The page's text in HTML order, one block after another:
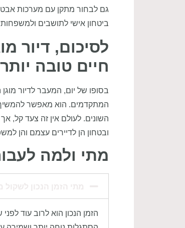
גם לבחור מתקן עם מערכות
ביטחון אישי לתושבים
לסיכום, דיור
חיים טובה יותר
בסופו של יום, המעבר לדיור
המתקדמים. הוא מאפשר להמשיך
השונים. לעולם אין זה צעד קל,
ובטחון הן לדיירים עצמם והן
מתי ולמה
הזמן הנכון הוא לרוב עוד